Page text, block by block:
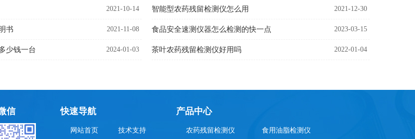
2021-10-14 智能型农药残留检测仪怎么用 2021-12-30
书 2021-11-08 食品安全速测仪器怎么检测的快一点 2023-03-15
少钱一台 2024-01-03 茶叶农药残留检测仪好用吗 2022-01-04
信 快速导航
网站首页 技术支持
产品中心
农药残留检测仪 食用油脂检测仪